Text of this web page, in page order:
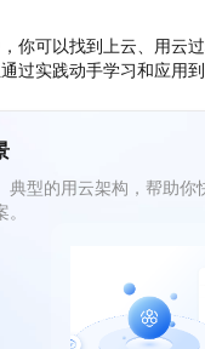
你可以找到上云、用云
过实践动手学习和应用到
典型的用云架构，帮助你